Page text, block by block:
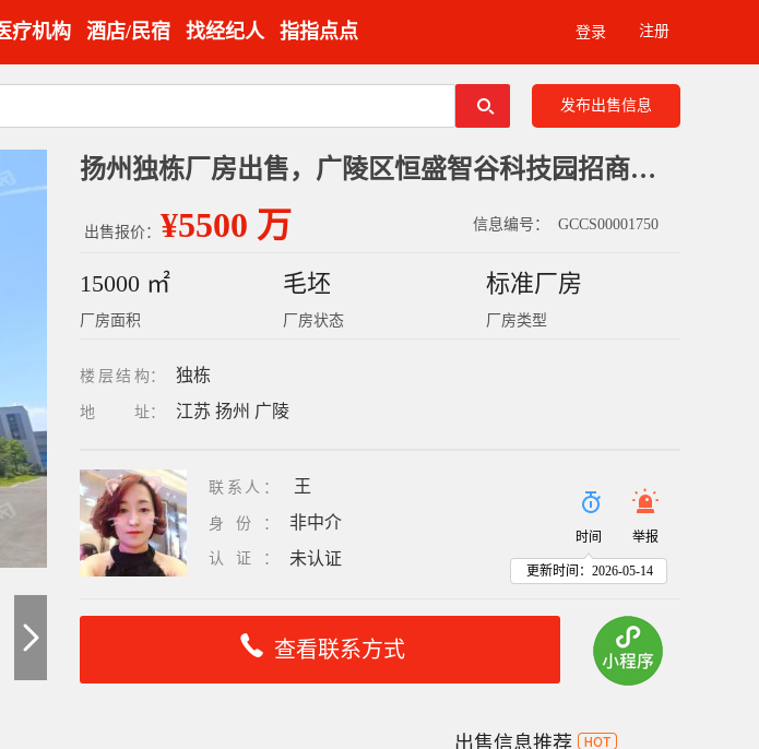
疗机构 酒店/民宿 找经纪人 指指点点 登录 注册
发布出售信息
扬州独栋厂房出售，广陵区恒盛智谷科技园招商，15000平
出售报价： ¥5500 万 信息编号： GCCS00001750
15000 ㎡
厂房面积
毛坯
厂房状态
标准厂房
厂房类型
楼层结构 ： 独栋
地址： 江苏 扬州 广陵
联系人： 王
身份： 非中介
认证： 未认证
时间 举报
更新时间：2026-05-14
查看联系方式
出售信息推荐